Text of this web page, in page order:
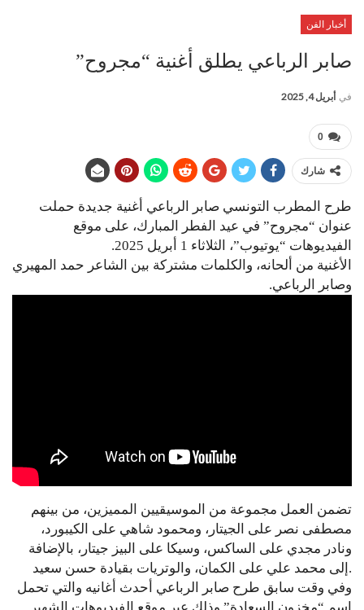
أخبار الفن
صابر الرباعي يطلق أغنية “مجروح”
في أبريل 4, 2025
0
شارك
طرح المطرب التونسي صابر الرباعي أغنية جديدة حملت
عنوان “مجروح” في عيد الفطر المبارك، على موقع
الفيديوهات “يوتيوب”، الثلاثاء 1 أبريل 2025.
الأغنية من ألحانه، والكلمات مشتركة بين الشاعر حمد المهيري
وصابر الرباعي.
تضمن العمل مجموعة من الموسيقيين المميزين، من بينهم
مصطفى نصر على الجيتار، ومحمود شاهي على الكيبورد،
ونادر مجدي على الساكس، وسيكا على البيز جيتار، بالإضافة
إلى محمد علي على الكمان، والوتريات بقيادة حسن سعيد.
وفي وقت سابق طرح صابر الرباعي أحدث أغانيه والتي تحمل